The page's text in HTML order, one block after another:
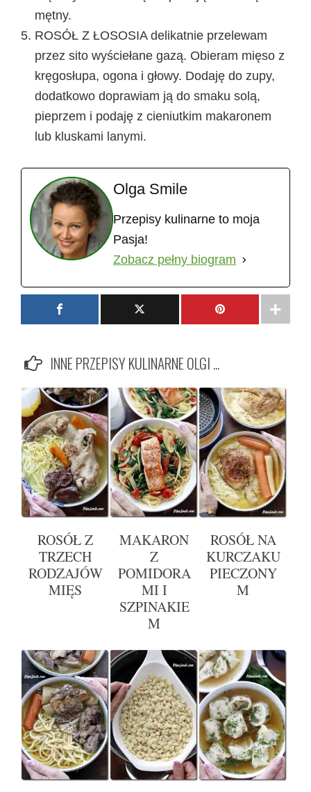
mętny.
ROSÓŁ Z ŁOSOSIA delikatnie przelewam
przez sito wyściełane gazą. Obieram mięso z
kręgosłupa, ogona i głowy. Dodaję do zupy,
dodatkowo doprawiam ją do smaku solą,
pieprzem i podaję z cieniutkim makaronem
lub kluskami lanymi.
Olga Smile
Przepisy kulinarne to moja
Pasja!
Zobacz pełny biogram
INNE PRZEPISY KULINARNE OLGI ...
ROSÓŁ Z
TRZECH
RODZAJÓW
MIĘS
MAKARON
Z
POMIDORA
MI I
SZPINAKIE
M
ROSÓŁ NA
KURCZAKU
PIECZONY
M